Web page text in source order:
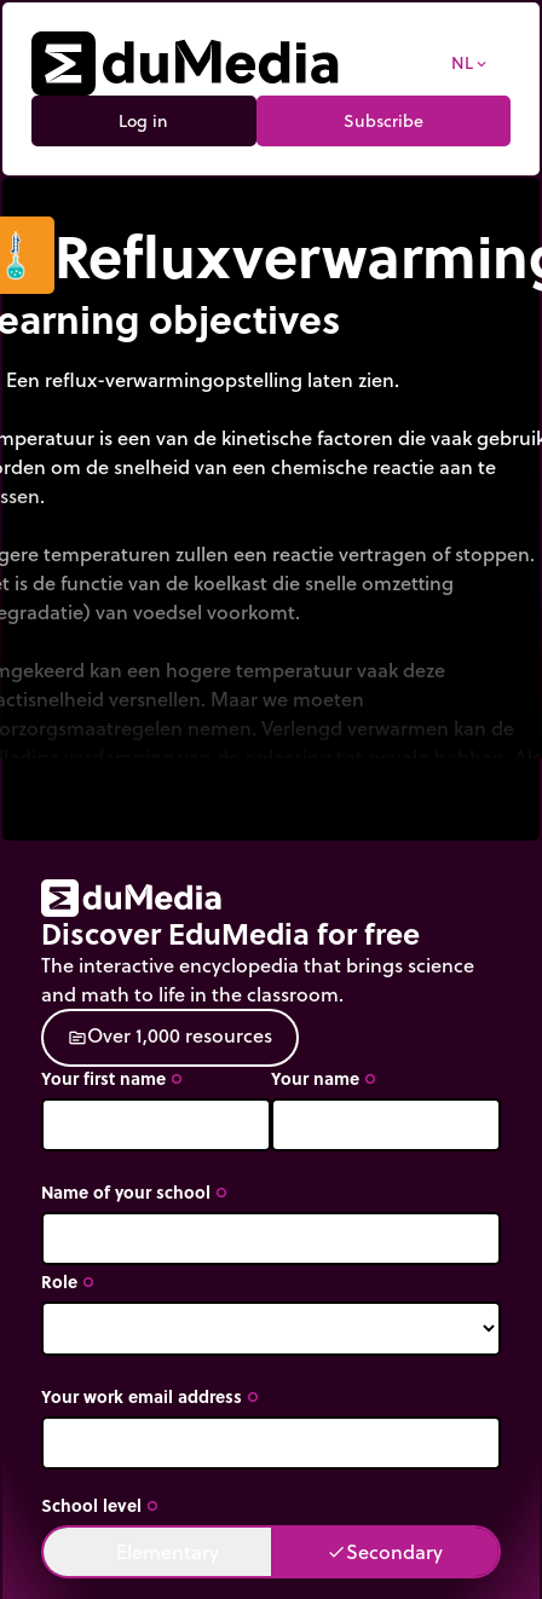
NL expand_more
Log in Subscribe
objectives
Een reflux-verwarmingopstelling laten zien.
is een van de kinetische factoren die vaak
om de snelheid van een chemische reactie aan te
temperaturen zullen een reactie vertragen of stoppen.
is de functie van de koelkast die snelle omzetting
van voedsel voorkomt.
kan een hogere temperatuur vaak deze
versnellen. Maar we moeten
nemen. Verlengd verwarmen kan de
verdamping van de oplossing tot gevolg hebben. Als
animatie toont een typische verwarmer die een
bij constante druk (atmosferische druk) kan
verwarmen, zonder materieverlies (geproduceerde
worden gecondenseerd en naar het mengsel
Discover EduMedia for free
The interactive encyclopedia that brings science
and math to life in the classroom.
sourceOver1,000 resources
Your first name trip_origin Your name trip_origin
Name of your school trip_origin
Role trip_origin
Your work email address trip_origin
School level trip_origin
doneSecondary